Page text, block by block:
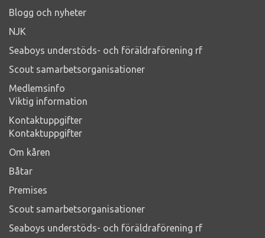
Blogg och nyheter
NJK
Seaboys understöds- och föräldraförening rf
Scout samarbetsorganisationer
Medlemsinfo
Viktig information
Kontaktuppgifter
Kontaktuppgifter
Om kåren
Båtar
Premises
Scout samarbetsorganisationer
Seaboys understöds- och föräldraförening rf